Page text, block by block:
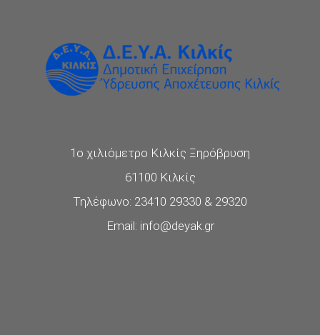
1ο χιλιόμετρο Κιλκίς Ξηρόβρυση
61100 Κιλκίς
Τηλέφωνο: 23410 29330 & 29320
Email: info@deyak.gr